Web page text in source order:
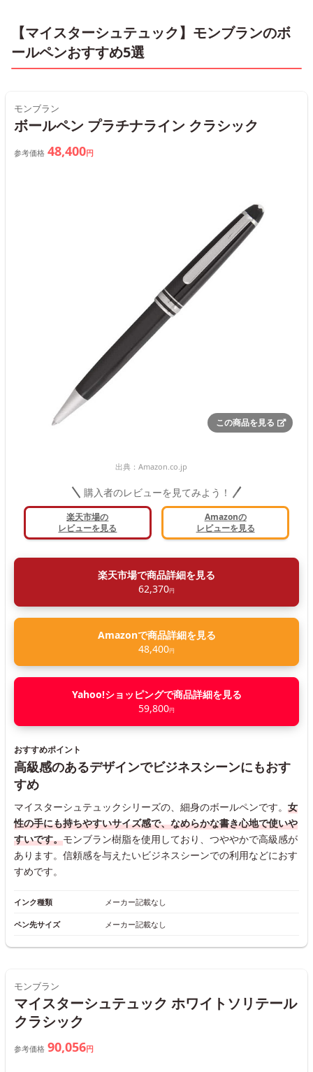
【マイスターシュテュック】モンブランのボ
ールペンおすすめ5選
モンブラン
ボールペン プラチナライン クラシック
参考価格 48,400円
この商品を見る
出典： Amazon.co.jp
購入者のレビューを見てみよう！
楽天市場の
レビューを見る
Amazonの
レビューを見る
楽天市場で商品詳細を見る
62,370円
Amazonで商品詳細を見る
48,400円
Yahoo!ショッピングで商品詳細を見る
59,800円
おすすめポイント
高級感のあるデザインでビジネスシーンにもおす
すめ
マイスターシュテュックシリーズの、細身のボールペンです。 女
性の手にも持ちやすいサイズ感で、なめらかな書き心地で使いや
すいです。モンブラン樹脂を使用しており、つややかで高級感が
あります。信頼感を与えたいビジネスシーンでの利用などにおす
すめです。
インク種類 メーカー記載なし
ペン先サイズ メーカー記載なし
モンブラン
マイスターシュテュック ホワイトソリテール
クラシック
参考価格 90,056円